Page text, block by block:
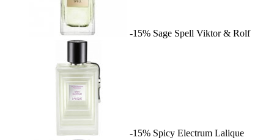
-15% Sage Spell Viktor & Rolf
-15% Spicy Electrum Lalique